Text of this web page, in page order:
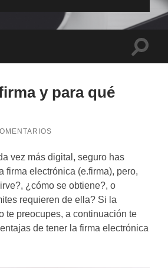
y para qué
vez más digital, seguro has
firma electrónica (e.firma), pero,
¿cómo se obtiene?, o
requieren de ella? Si la
te preocupes, a continuación te
de tener la firma electrónica